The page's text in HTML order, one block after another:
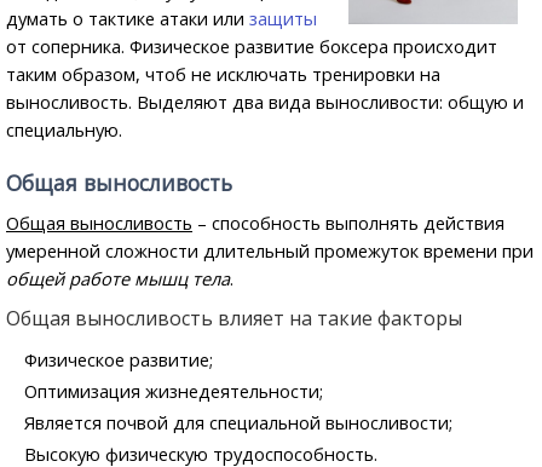
думать о тактике атаки или защиты
от соперника. Физическое развитие боксера происходит
таким образом, чтоб не исключать тренировки на
выносливость. Выделяют два вида выносливости: общую и
специальную.
Общая выносливость
Общая выносливость – способность выполнять действия
умеренной сложности длительный промежуток времени при
общей работе мышц тела.
Общая выносливость влияет на такие факторы
Физическое развитие;
Оптимизация жизнедеятельности;
Является почвой для специальной выносливости;
Высокую физическую трудоспособность.